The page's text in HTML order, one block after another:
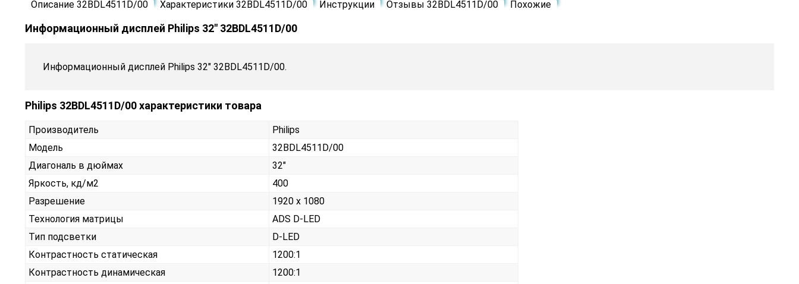
Описание 32BDL4511D/00 Характеристики 32BDL4511D/00 Инструкции Отзывы 32BDL4511D/00 Похожие
Информационный дисплей Philips 32" 32BDL4511D/00
Информационный дисплей Philips 32" 32BDL4511D/00.
Philips 32BDL4511D/00 характеристики товара
Производитель
Philips
Модель
32BDL4511D/00
Диагональ в дюймах
32"
Яркость, кд/м2
400
Разрешение
1920 x 1080
Технология матрицы
ADS D-LED
Тип подсветки
D-LED
Контрастность статическая
1200:1
Контрастность динамическая
1200:1